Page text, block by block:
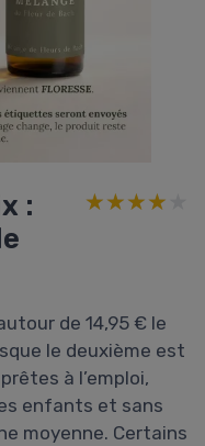
:
★★★★★
★★★★★
de 14,95 € le
le deuxième est
à l’emploi,
enfants et sans
moyenne. Certains